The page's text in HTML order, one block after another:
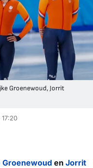
Groenewoud, Jorrit
Groenewoud en Jorrit